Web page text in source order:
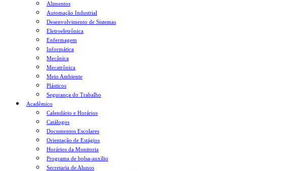
Alimentos
Automação Industrial
Desenvolvimento de Sistemas
Eletroeletrônica
Enfermagem
Informática
Mecânica
Mecatrônica
Meio Ambiente
Plásticos
Segurança do Trabalho
Acadêmico
Calendário e Horários
Catálogos
Documentos Escolares
Orientação de Estágios
Horários da Monitoria
Programa de bolsa-auxílio
Secretaria de Alunos